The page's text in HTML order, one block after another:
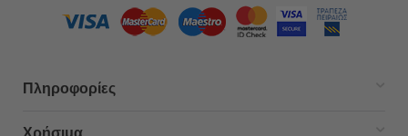
Πληροφορίες
Χρήσιμα